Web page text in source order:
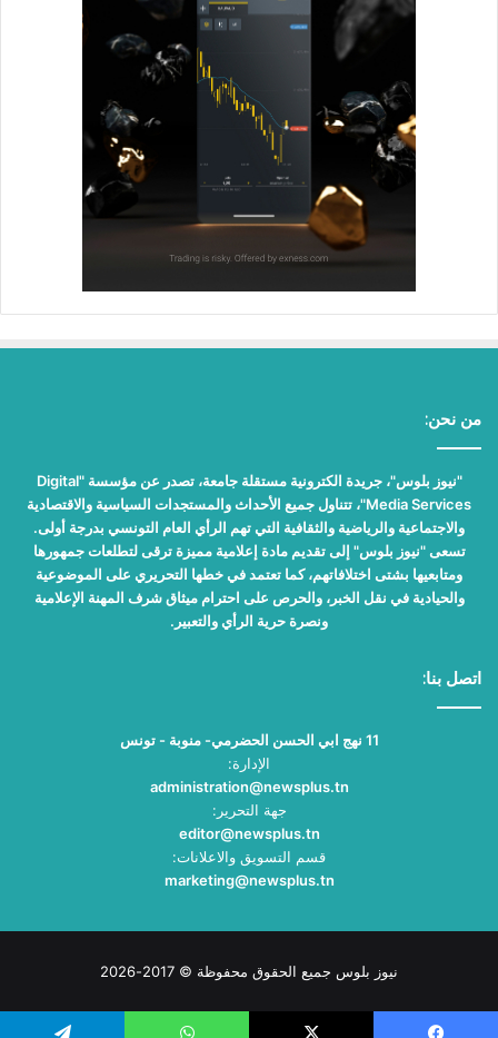
من نحن:
"نيوز بلوس"، جريدة الكترونية مستقلة جامعة، تصدر عن مؤسسة "Digital
Media Services"، تتناول جميع الأحداث والمستجدات السياسية والاقتصادية
والاجتماعية والرياضية والثقافية التي تهم الرأي العام التونسي بدرجة أولى.
تسعى "نيوز بلوس" إلى تقديم مادة إعلامية مميزة ترقى لتطلعات جمهورها
ومتابعيها بشتى اختلافاتهم، كما تعتمد في خطها التحريري على الموضوعية
والحيادية في نقل الخبر، والحرص على احترام ميثاق شرف المهنة الإعلامية
ونصرة حرية الرأي والتعبير.
اتصل بنا:
11 نهج ابي الحسن الحضرمي- منوبة - تونس
الإدارة:
administration@newsplus.tn
جهة التحرير:
editor@newsplus.tn
قسم التسويق والاعلانات:
marketing@newsplus.tn
نيوز بلوس جميع الحقوق محفوظة © 2017-2026